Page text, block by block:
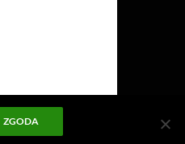
ZGODA